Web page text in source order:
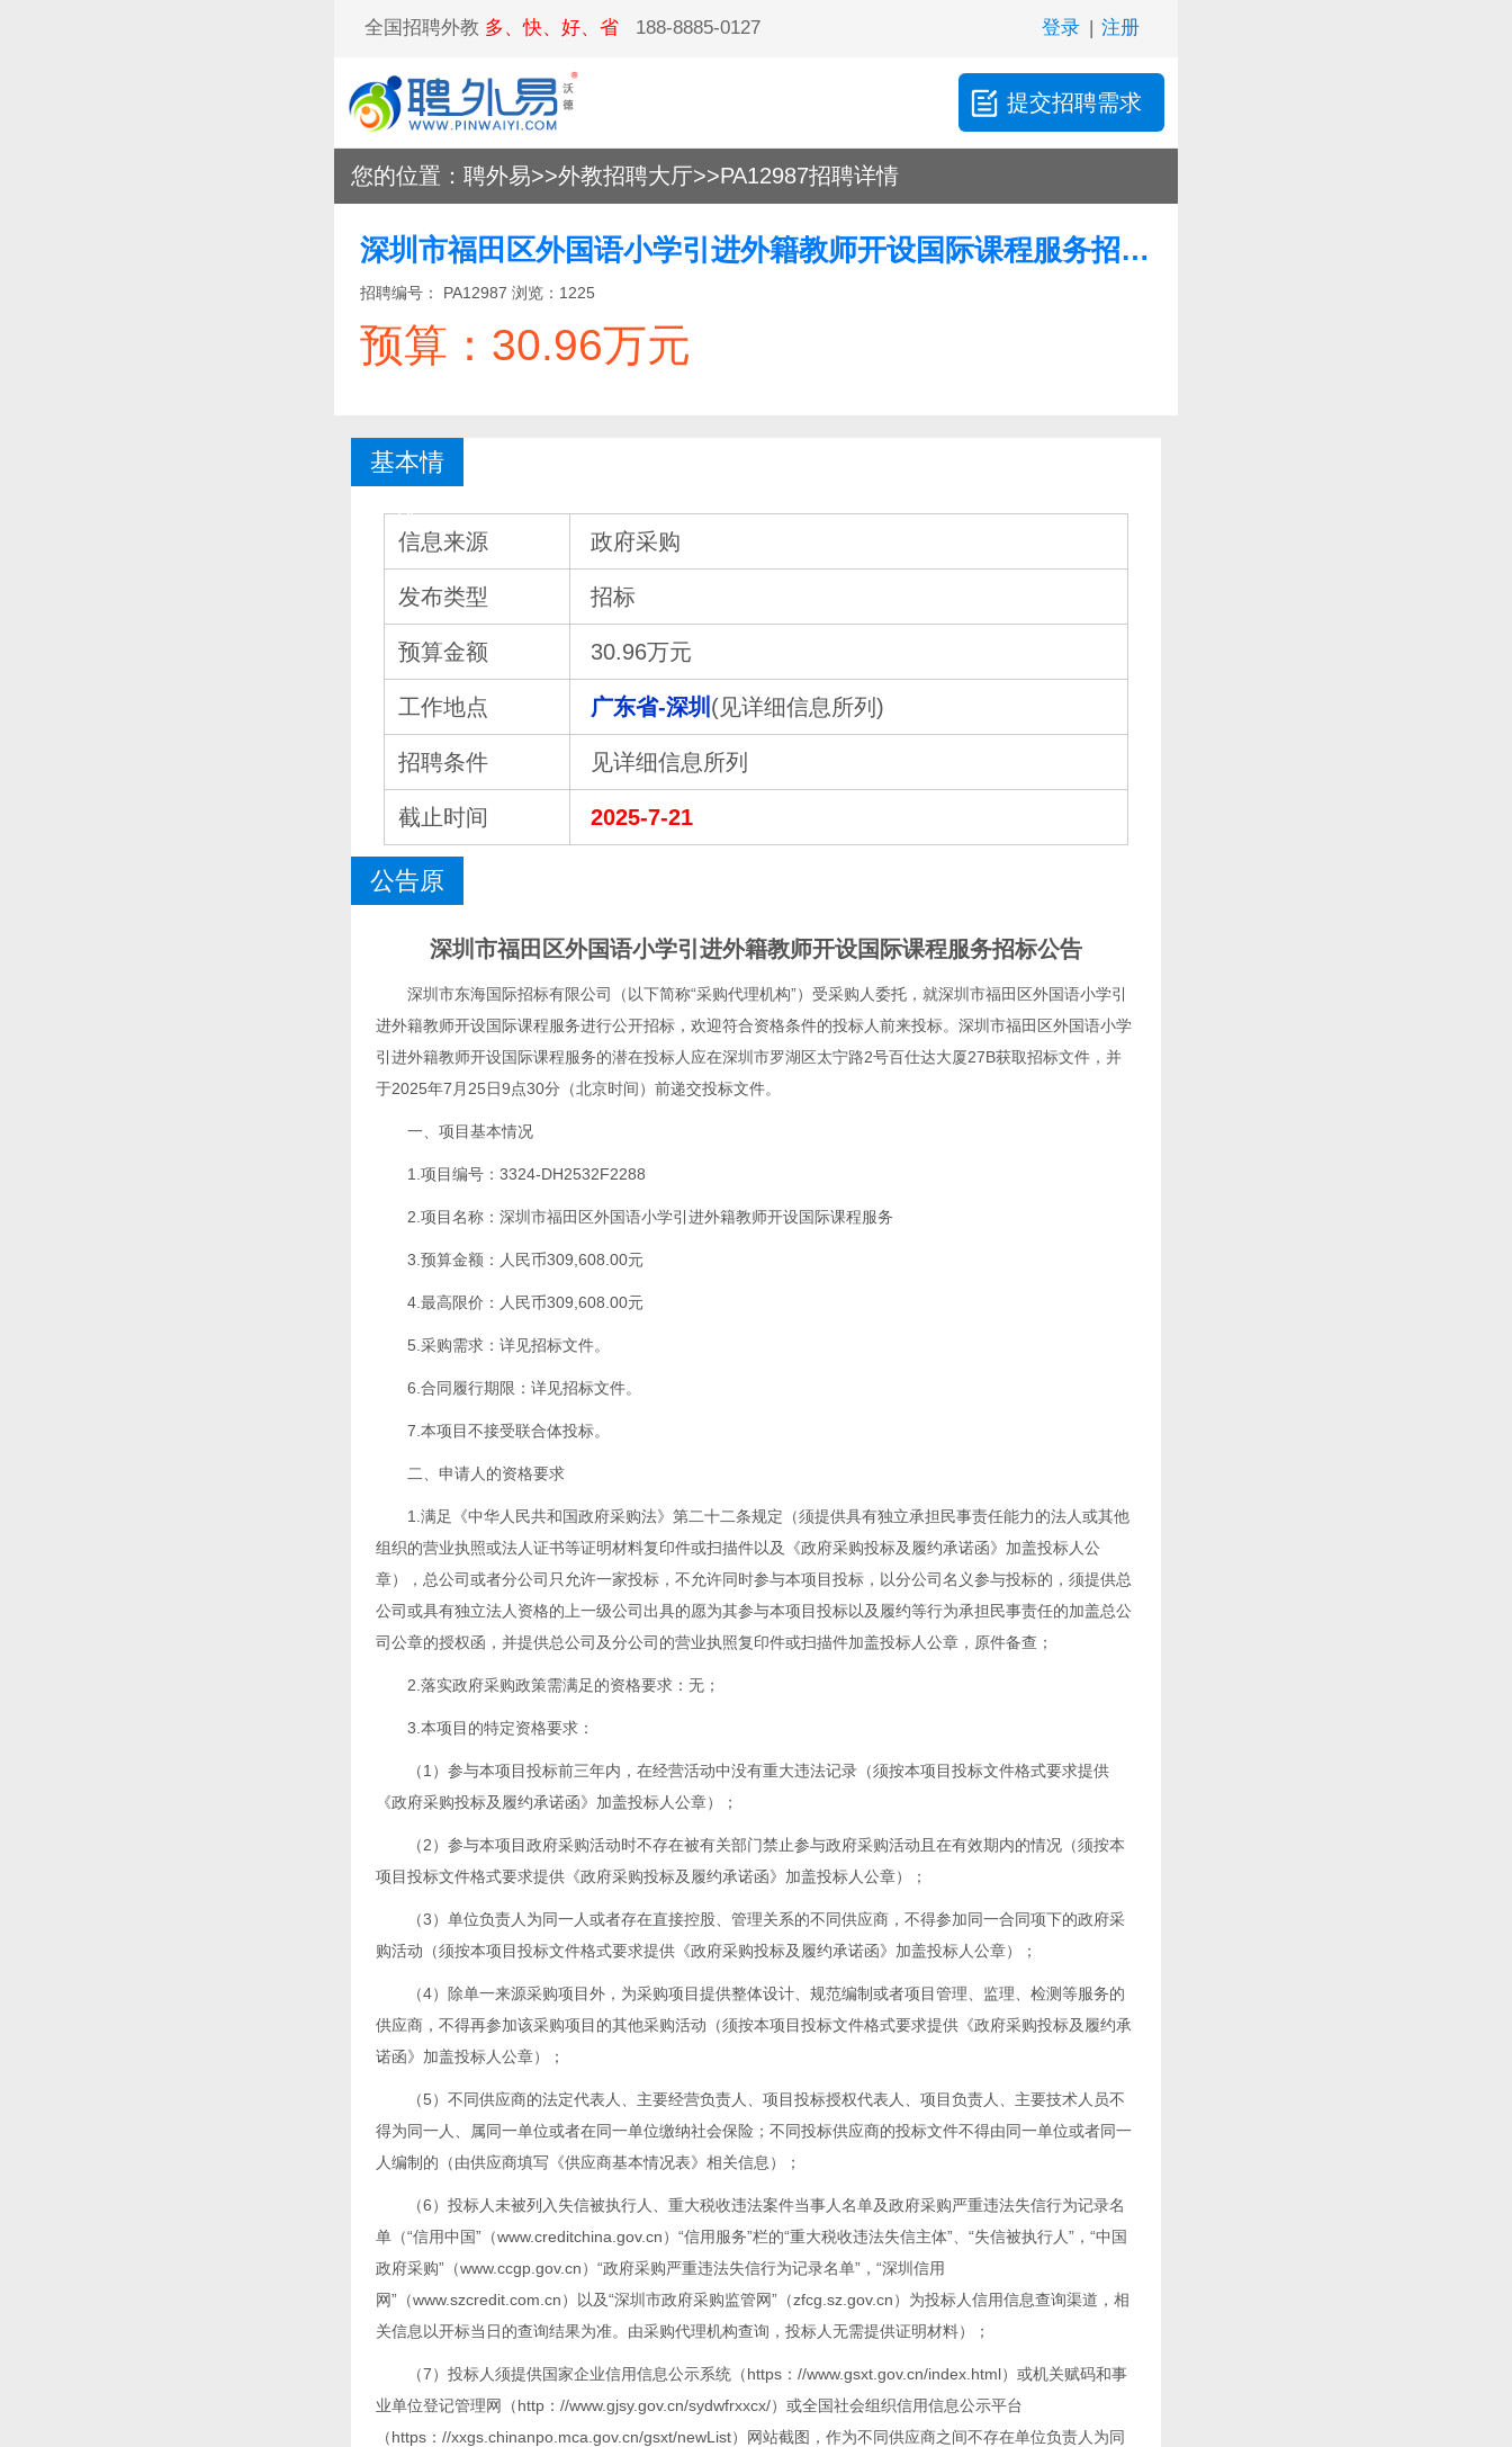
全国招聘外教 多、快、好、省188-8885-0127 登录 | 注册
提交招聘需求
您的位置： 聘外易>>外教招聘大厅>>PA12987招聘详情
深圳市福田区外国语小学引进外籍教师开设国际课程服务招标公告
招聘编号： PA12987 浏览： 1225
预算：30.96万元
基本情
况
信息来源 政府采购
发布类型 招标
预算金额 30.96万元
工作地点 广东省-深圳 (见详细信息所列)
招聘条件 见详细信息所列
截止时间 2025-7-21
公告原
深圳市福田区外国语小学引进外籍教师开设国际课程服务招标公告
深圳市东海国际招标有限公司（以下简称“采购代理机构”）受采购人委托，就深圳市福田区外国语小学引
进外籍教师开设国际课程服务进行公开招标，欢迎符合资格条件的投标人前来投标。深圳市福田区外国语小学
引进外籍教师开设国际课程服务的潜在投标人应在深圳市罗湖区太宁路2号百仕达大厦27B获取招标文件，并
于2025年7月25日9点30分（北京时间）前递交投标文件。
一、项目基本情况
1.项目编号：3324-DH2532F2288
2.项目名称：深圳市福田区外国语小学引进外籍教师开设国际课程服务
3.预算金额：人民币309,608.00元
4.最高限价：人民币309,608.00元
5.采购需求：详见招标文件。
6.合同履行期限：详见招标文件。
7.本项目不接受联合体投标。
二、申请人的资格要求
1.满足《中华人民共和国政府采购法》第二十二条规定（须提供具有独立承担民事责任能力的法人或其他
组织的营业执照或法人证书等证明材料复印件或扫描件以及《政府采购投标及履约承诺函》加盖投标人公
章），总公司或者分公司只允许一家投标，不允许同时参与本项目投标，以分公司名义参与投标的，须提供总
公司或具有独立法人资格的上一级公司出具的愿为其参与本项目投标以及履约等行为承担民事责任的加盖总公
司公章的授权函，并提供总公司及分公司的营业执照复印件或扫描件加盖投标人公章，原件备查；
2.落实政府采购政策需满足的资格要求：无；
3.本项目的特定资格要求：
（1）参与本项目投标前三年内，在经营活动中没有重大违法记录（须按本项目投标文件格式要求提供
《政府采购投标及履约承诺函》加盖投标人公章）；
（2）参与本项目政府采购活动时不存在被有关部门禁止参与政府采购活动且在有效期内的情况（须按本
项目投标文件格式要求提供《政府采购投标及履约承诺函》加盖投标人公章）；
（3）单位负责人为同一人或者存在直接控股、管理关系的不同供应商，不得参加同一合同项下的政府采
购活动（须按本项目投标文件格式要求提供《政府采购投标及履约承诺函》加盖投标人公章）；
（4）除单一来源采购项目外，为采购项目提供整体设计、规范编制或者项目管理、监理、检测等服务的
供应商，不得再参加该采购项目的其他采购活动（须按本项目投标文件格式要求提供《政府采购投标及履约承
诺函》加盖投标人公章）；
（5）不同供应商的法定代表人、主要经营负责人、项目投标授权代表人、项目负责人、主要技术人员不
得为同一人、属同一单位或者在同一单位缴纳社会保险；不同投标供应商的投标文件不得由同一单位或者同一
人编制的（由供应商填写《供应商基本情况表》相关信息）；
（6）投标人未被列入失信被执行人、重大税收违法案件当事人名单及政府采购严重违法失信行为记录名
单（“信用中国”（www.creditchina.gov.cn）“信用服务”栏的“重大税收违法失信主体”、“失信被执行人”，“中国
政府采购”（www.ccgp.gov.cn）“政府采购严重违法失信行为记录名单”，“深圳信用
网”（www.szcredit.com.cn）以及“深圳市政府采购监管网”（zfcg.sz.gov.cn）为投标人信用信息查询渠道，相
关信息以开标当日的查询结果为准。由采购代理机构查询，投标人无需提供证明材料）；
（7）投标人须提供国家企业信用信息公示系统（https：//www.gsxt.gov.cn/index.html）或机关赋码和事
业单位登记管理网（http：//www.gjsy.gov.cn/sydwfrxxcx/）或全国社会组织信用信息公示平台
（https：//xxgs.chinanpo.mca.gov.cn/gsxt/newList）网站截图，作为不同供应商之间不存在单位负责人为同